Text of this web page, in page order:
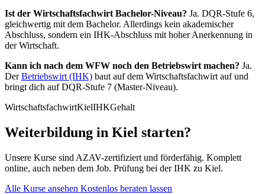
Ist der Wirtschaftsfachwirt Bachelor-Niveau? Ja. DQR-Stufe 6,
gleichwertig mit dem Bachelor. Allerdings kein akademischer
Abschluss, sondern ein IHK-Abschluss mit hoher Anerkennung in
der Wirtschaft.
Kann ich nach dem WFW noch den Betriebswirt machen? Ja.
DerBetriebswirt (IHK) baut auf dem Wirtschaftsfachwirt auf und
bringt dich auf DQR-Stufe 7 (Master-Niveau).
WirtschaftsfachwirtKielIHKGehalt
Weiterbildung in Kiel starten?
Unsere Kurse sind AZAV-zertifiziert und förderfähig. Komplett
online, auch neben dem Job. Prüfung bei der IHK zu Kiel.
Alle Kurse ansehen Kostenlos beraten lassen